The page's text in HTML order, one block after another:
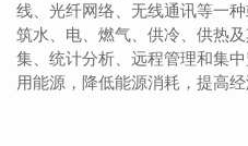
线、光纤网络、无线通讯等一
筑水、电、燃气、供冷、供热
集、统计分析、远程管理和集
用能源，降低能源消耗，提高经